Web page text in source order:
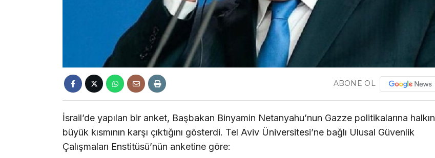
ABONE OL
İsrail’de yapılan bir anket, Başbakan Binyamin Netanyahu’nun Gazze politikalarına halkın
büyük kısmının karşı çıktığını gösterdi. Tel Aviv Üniversitesi’ne bağlı Ulusal Güvenlik
Çalışmaları Enstitüsü’nün anketine göre: